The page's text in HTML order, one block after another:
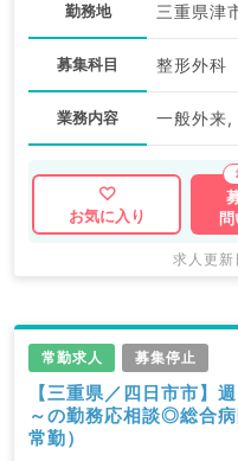
勤務地 三重県津
募集科目 整形外科
業務内容 一般外来,
お気に入り
求人更
常勤求人 募集停止
【三重県／四日市市】
～の勤務応相談◎総合
常勤）